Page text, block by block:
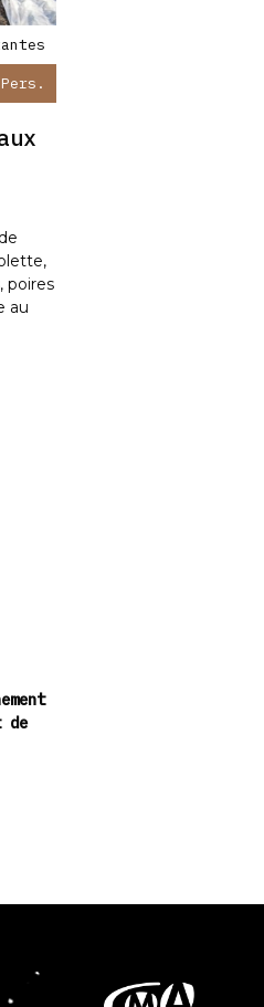
poires
au
de